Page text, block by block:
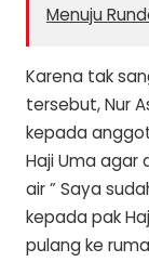
Menuju
Karena tak
tersebut, Nur
kepada
Haji Uma agar
air ” Saya
kepada pak
pulang ke